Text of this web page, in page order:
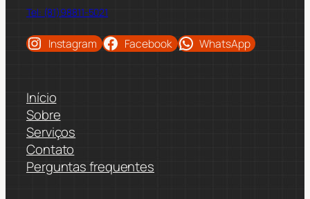
Tel: (81)98811-5021
Instagram Facebook WhatsApp
Início
Sobre
Serviços
Contato
Perguntas frequentes